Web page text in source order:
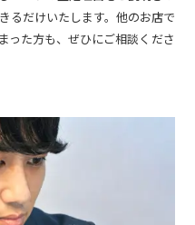
るだけいたします。他のお店で
った方も、ぜひにご相談くださ